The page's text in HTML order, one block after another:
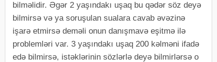
bilməlidir. Əgər 2 yaşındakı uşaq bu qədər söz deyə
bilmirsə və ya soruşulan sualara cavab əvəzinə
işarə etmirsə deməli onun danışmavə eşitmə ilə
problemləri var. 3 yaşındakı uşaq 200 kəlməni ifadə
edə bilmirsə, istəklərinin sözlərlə deyə bilmirlərsə o